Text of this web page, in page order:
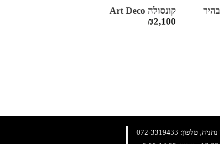
קונסולה Art Deco
₪2,100
072-3319433